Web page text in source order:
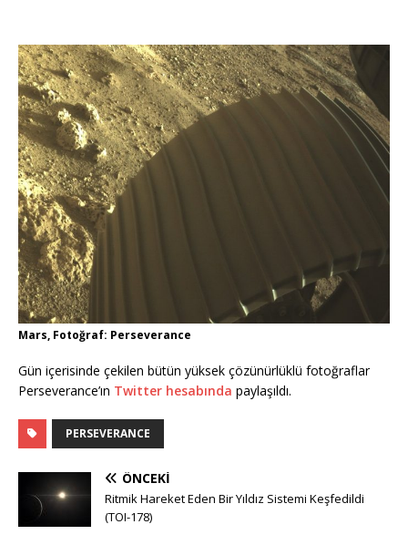
Mars, Fotoğraf: Perseverance
Gün içerisinde çekilen bütün yüksek çözünürlüklü fotoğraflar
Perseverance’ın Twitter hesabında paylaşıldı.
PERSEVERANCE
ÖNCEKI
Ritmik Hareket Eden Bir Yıldız Sistemi Keşfedildi
(TOI-178)